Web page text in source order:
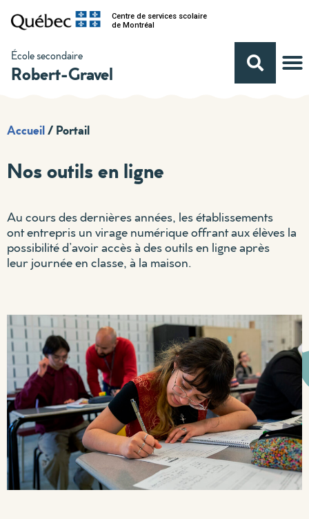
Centre de services scolaire
de Montréal
École secondaire
Robert-Gravel
Accueil/Portail
Nos outils en ligne
Au cours des dernières années, les établissements
ont entrepris un virage numérique offrant aux élèves la
possibilité d’avoir accès à des outils en ligne après
leur journée en classe, à la maison.